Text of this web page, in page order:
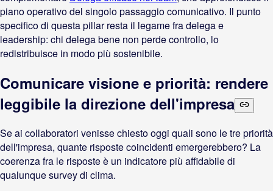
piano operativo del singolo passaggio comunicativo. Il punto
specifico di questa pillar resta il legame fra delega e
leadership: chi delega bene non perde controllo, lo
redistribuisce in modo più sostenibile.
Comunicare visione e priorità: rendere
leggibile la direzione dell'impresa
Se ai collaboratori venisse chiesto oggi quali sono le tre priorità
dell'impresa, quante risposte coincidenti emergerebbero? La
coerenza fra le risposte è un indicatore più affidabile di
qualunque survey di clima.